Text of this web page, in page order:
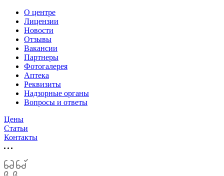
О центре
Лицензии
Новости
Отзывы
Вакансии
Партнеры
Фотогалерея
Аптека
Реквизиты
Надзорные органы
Вопросы и ответы
Цены
Статьи
Контакты